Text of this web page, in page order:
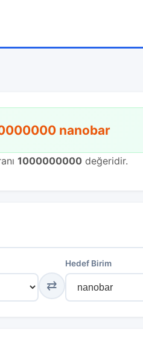
nanobar
1000000000 değeridir.
⇄
Hedef Birim